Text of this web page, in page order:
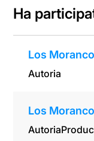
Ha
Los
Autoria
Los
Autoria